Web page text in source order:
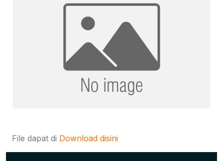
File dapat di Download disini